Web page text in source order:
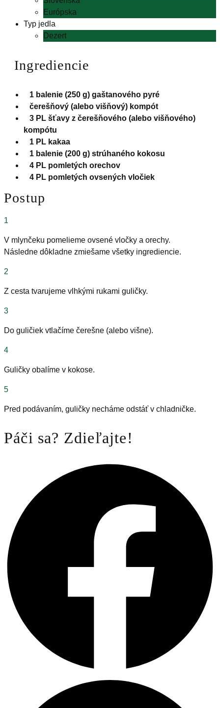
Európska
Typ jedla
Dezert
Ingrediencie
1 balenie (250 g) gaštanového pyré
čerešňový (alebo višňový) kompót
3 PL šťavy z čerešňového (alebo višňového)
kompótu
1 PL kakaa
1 balenie (200 g) strúhaného kokosu
4 PL pomletých orechov
4 PL pomletých ovsených vločiek
Postup
1
V mlynčeku pomelieme ovsené vločky a orechy.
Následne dôkladne zmiešame všetky ingrediencie.
2
Z cesta tvarujeme vlhkými rukami guličky.
3
Do guličiek vtlačíme čerešne (alebo višne).
4
Guličky obalíme v kokose.
5
Pred podávaním, guličky necháme odstáť v chladničke.
Páči sa? Zdieľajte!